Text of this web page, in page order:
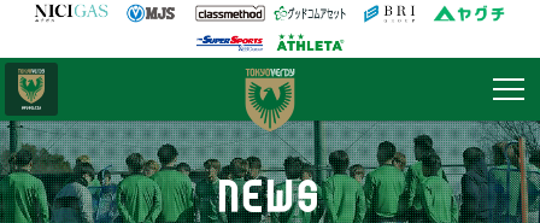
NEWS